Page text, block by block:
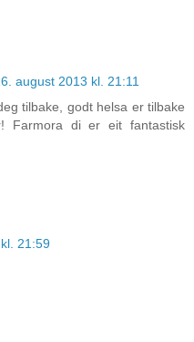
august 2013 kl. 21:11
tilbake, godt helsa er tilbake
Farmora di er eit fantastisk
21:59